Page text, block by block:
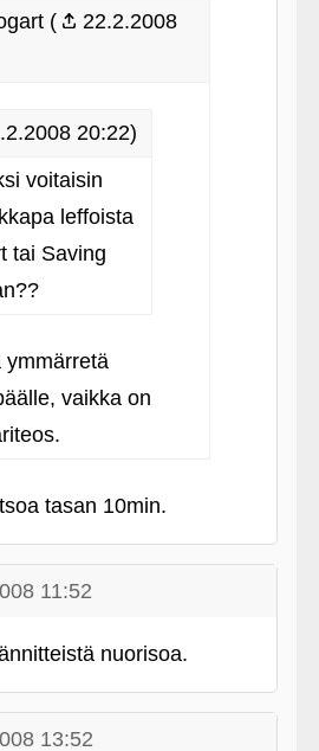
(
22.2.2008
20:22)
voitaisin
leffoista
tai Saving
ymmärretä
vaikka on
tasan 10min.
11:52
nuorisoa.
13:52